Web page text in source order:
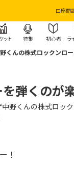
口座開
ット 特集 初心者 ラ
くんの株式ロックンロ
弾くのが
中野くんの株式ロッ
！